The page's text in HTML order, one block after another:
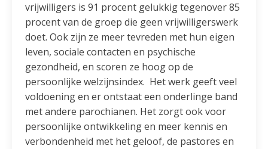
vrijwilligers is 91 procent gelukkig tegenover 85
procent van de groep die geen vrijwilligerswerk
doet. Ook zijn ze meer tevreden met hun eigen
leven, sociale contacten en psychische
gezondheid, en scoren ze hoog op de
persoonlijke welzijnsindex. Het werk geeft veel
voldoening en er ontstaat een onderlinge band
met andere parochianen. Het zorgt ook voor
persoonlijke ontwikkeling en meer kennis en
verbondenheid met het geloof, de pastores en